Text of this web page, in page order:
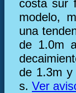
costa sur
modelo,
una
de 1.0m
de 1.3m
s. Ver